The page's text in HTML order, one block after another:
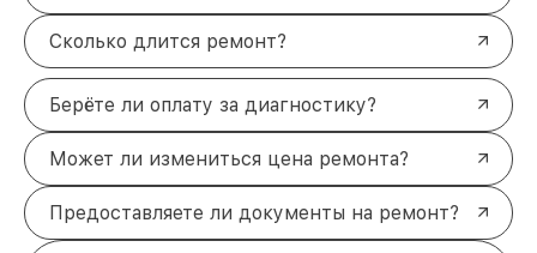
Сколько длится ремонт?
Берёте ли оплату за диагностику?
Может ли измениться цена ремонта?
Предоставляете ли документы на ремонт?